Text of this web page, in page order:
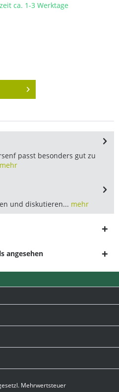
ca. 1-3 Werktage
passt besonders gut zu
mehr
und diskutieren... mehr
angesehen
Mehrwertsteuer